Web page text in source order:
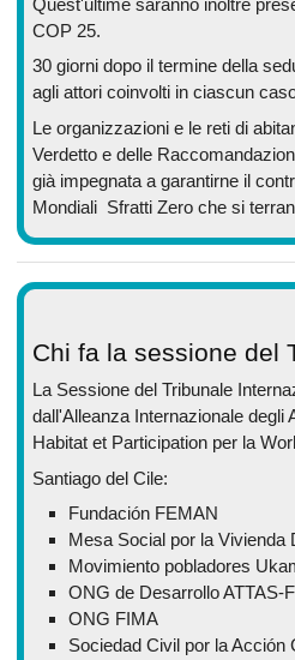
COP 25.
30 giorni dopo il termine della
agli attori coinvolti in ciascun
Le organizzazioni e le reti di
Verdetto e delle
già impegnata a garantirne il
Mondiali Sfratti Zero che si
Chi fa la sessione del
La Sessione del Tribunale
dall'Alleanza Internazionale degli
Habitat et Participation per la
Santiago del Cile:
Fundación FEMAN
Mesa Social por la Vivienda
Movimiento pobladores
ONG de Desarrollo ATTAS-
ONG FIMA
Sociedad Civil por la Acción